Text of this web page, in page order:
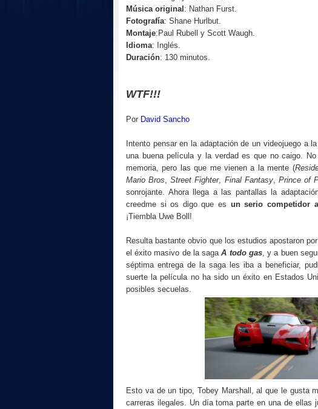
Música original: Nathan Furst.
Fotografía: Shane Hurlbut.
Montaje:Paul Rubell y Scott Waugh.
Idioma: Inglés.
Duración: 130 minutos.
WTF!!!
Por David Sancho
Intento pensar en la adaptación de un videojuego a
una buena película y la verdad es que no caigo.
memoria, pero las que me vienen a la mente (
Mario Bros ,Street Fighter, Final Fantasy, Prince of
sonrojante. Ahora llega a las pantallas la
creedme si os digo que es un serio competidor
¡Tiembla Uwe Boll!
Resulta bastante obvio que los estudios apostaron
el éxito masivo de la sagaA todo gas, y a buen
séptima entrega de la saga les iba a beneficiar,
suerte la película no ha sido un éxito en Estados
posibles secuelas.
Esto va de un tipo, Tobey Marshall, al que le gusta
carreras ilegales. Un día toma parte en una de